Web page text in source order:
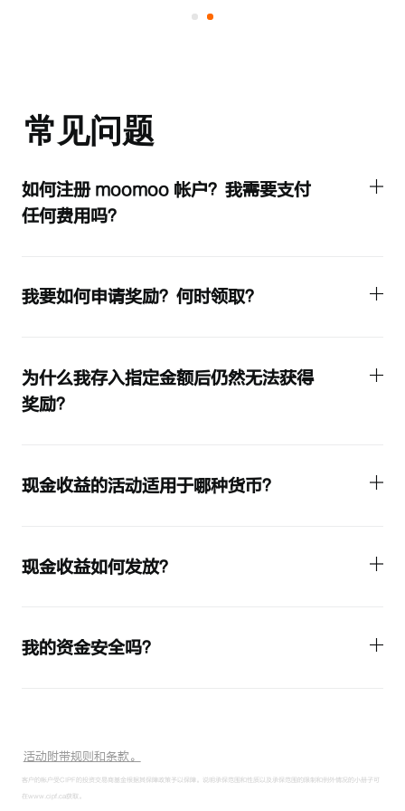
常见问题
如何注册 moomoo 帐户？我需要支付
任何费用吗？
我要如何申请奖励？何时领取？
为什么我存入指定金额后仍然无法获得
奖励？
现金收益的活动适用于哪种货币？
现金收益如何发放？
我的资金安全吗？
活动附带规则和条款。
客户的帐户受CIPF的投资交易商基金根据其保障政策予以保障。说明承保范围和性质以及承保范围的限制和例外情况的小册子可
在www.cipf.ca获取。